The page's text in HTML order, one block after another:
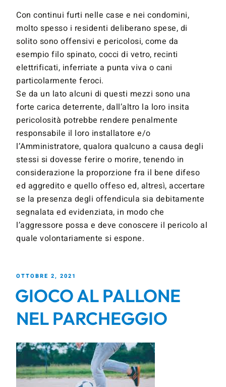
Con continui furti nelle case e nei condomini,
molto spesso i residenti deliberano spese, di
solito sono offensivi e pericolosi, come da
esempio filo spinato, cocci di vetro, recinti
elettrificati, inferriate a punta viva o cani
particolarmente feroci.
Se da un lato alcuni di questi mezzi sono una
forte carica deterrente, dall’altro la loro insita
pericolosità potrebbe rendere penalmente
responsabile il loro installatore e/o
l’Amministratore, qualora qualcuno a causa degli
stessi si dovesse ferire o morire, tenendo in
considerazione la proporzione fra il bene difeso
ed aggredito e quello offeso ed, altresì, accertare
se la presenza degli offendicula sia debitamente
segnalata ed evidenziata, in modo che
l’aggressore possa e deve conoscere il pericolo al
quale volontariamente si espone.
OTTOBRE 2, 2021
GIOCO AL PALLONE
NEL PARCHEGGIO